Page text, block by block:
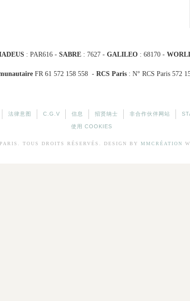
: PAR616 - SABRE : 7627 - GALILEO : 68170 -
FR 61 572 158 558 - RCS Paris : N° RCS Paris 572
法律意图 C.G.V 信息 招贤纳士 非合作伙伴网站
使用 COOKIES
PARIS. TOUS DROITS RÉSERVÉS. DESIGN BY MMCRÉATION